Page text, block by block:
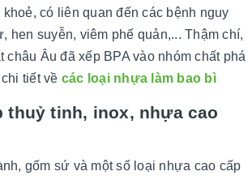
có liên quan đến các bệnh nguy
hen suyễn, viêm phế quản,... Thậm chí,
châu Âu đã xếp BPA vào nhóm chất phá
tiết về các loại nhựa làm bao bì
thuỷ tinh, inox, nhựa cao
gốm sứ và một số loại nhựa cao cấp